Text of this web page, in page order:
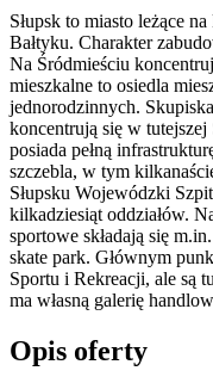
Słupsk to miasto leżące
Bałtyku. Charakter
Na Śródmieściu
mieszkalne to osiedla
jednorodzinnych.
koncentrują się w
posiada pełną
szczebla, w tym
Słupsku Wojewódzki
kilkadziesiąt oddziałów.
sportowe składają się
skate park. Głównym
Sportu i Rekreacji, ale są
ma własną galerię
Opis oferty